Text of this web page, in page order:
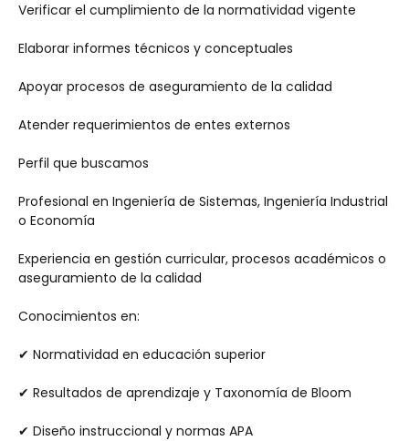
Verificar el cumplimiento de la normatividad vigente
Elaborar informes técnicos y conceptuales
Apoyar procesos de aseguramiento de la calidad
Atender requerimientos de entes externos
Perfil que buscamos
Profesional en Ingeniería de Sistemas, Ingeniería Industrial
o Economía
Experiencia en gestión curricular, procesos académicos o
aseguramiento de la calidad
Conocimientos en:
✔ Normatividad en educación superior
✔ Resultados de aprendizaje y Taxonomía de Bloom
✔ Diseño instruccional y normas APA